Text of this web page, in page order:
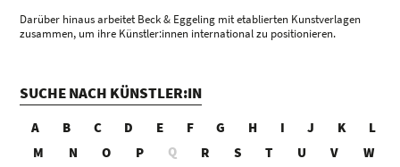
Darüber hinaus arbeitet Beck & Eggeling mit etablierten Kunstverlagen
zusammen, um ihre Künstler:innen international zu positionieren.
SUCHE NACH KÜNSTLER:IN
A B C D E F G H I J K
L
M
N O P Q R S T U V
W